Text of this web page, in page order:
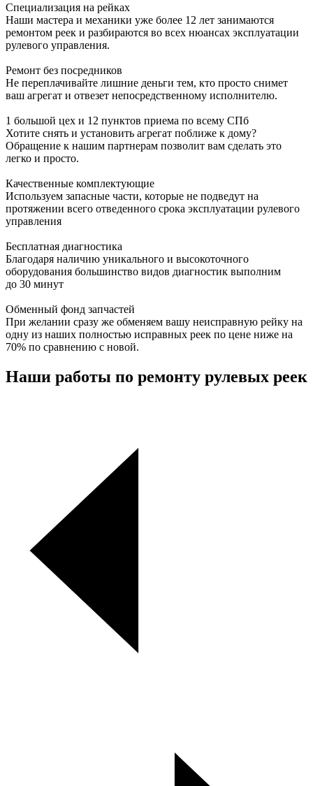
Специализация на рейках
Наши мастера и механики уже более 12 лет занимаются
ремонтом реек и разбираются во всех нюансах эксплуатации
рулевого управления.
Ремонт без посредников
Не переплачивайте лишние деньги тем, кто просто снимет
ваш агрегат и отвезет непосредственному исполнителю.
1 большой цех и 12 пунктов приема по всему СПб
Хотите снять и установить агрегат поближе к дому?
Обращение к нашим партнерам позволит вам сделать это
легко и просто.
Качественные комплектующие
Используем запасные части, которые не подведут на
протяжении всего отведенного срока эксплуатации рулевого
управления
Бесплатная диагностика
Благодаря наличию уникального и высокоточного
оборудования большинство видов диагностик выполним
до 30 минут
Обменный фонд запчастей
При желании сразу же обменяем вашу неисправную рейку на
одну из наших полностью исправных реек по цене ниже на
70% по сравнению с новой.
Наши работы по ремонту рулевых реек